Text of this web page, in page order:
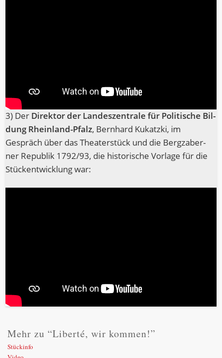
3) Der Direk­tor der Lan­des­zen­tra­le für Poli­ti­sche Bil­
dung Rhein­land-Pfalz, Bern­hard Kukatz­ki, im
Gespräch über das Thea­ter­stück und die Bergza­ber­
ner Repu­blik 1792/93, die his­to­ri­sche Vor­la­ge für die
Stück­ent­wick­lung war:
Mehr zu “Liberté, wir kommen!”
Stückinfo